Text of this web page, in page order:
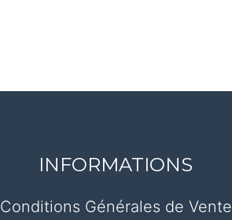
INFORMATIONS
Conditions Générales de Vente